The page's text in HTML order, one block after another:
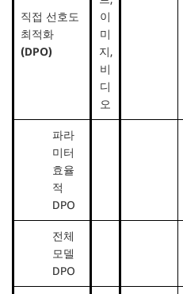
직접 선호도
최적화
(DPO)
이
미
지,
비
디
오
파라
미터
효율
적
DPO
전체
모델
DPO